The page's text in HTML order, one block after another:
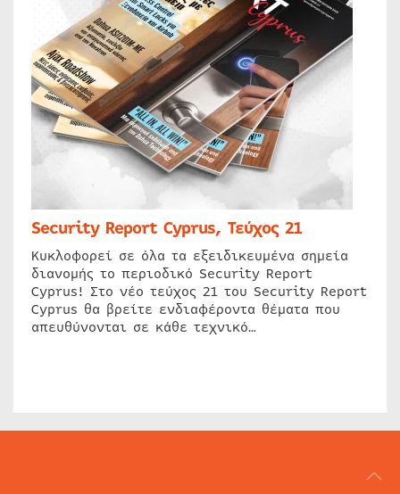
Security Report Cyprus, Τεύχος 21
Κυκλοφορεί σε όλα τα εξειδικευμένα σημεία
διανομής το περιοδικό Security Report
Cyprus! Στο νέο τεύχος 21 του Security Report
Cyprus θα βρείτε ενδιαφέροντα θέματα που
απευθύνονται σε κάθε τεχνικό…